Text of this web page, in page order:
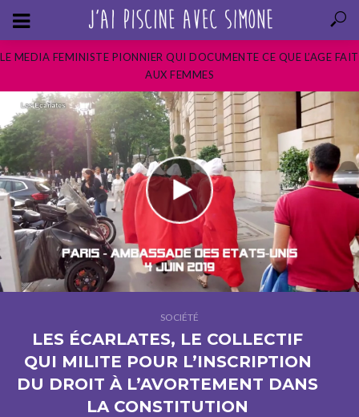
LE MEDIA FEMINISTE PIONNIER QUI DOCUMENTE CE QUE L’AGE FAIT
AUX FEMMES
SOCIÉTÉ
LES ÉCARLATES, LE COLLECTIF
QUI MILITE POUR L’INSCRIPTION
DU DROIT À L’AVORTEMENT DANS
LA CONSTITUTION